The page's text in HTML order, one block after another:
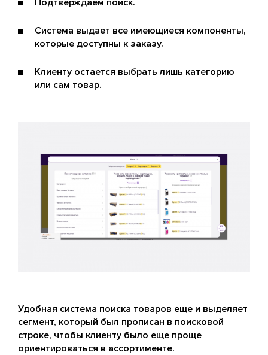
Подтверждаем поиск.
Система выдает все имеющиеся компоненты,
которые доступны к заказу.
Клиенту остается выбрать лишь категорию
или сам товар.
Удобная система поиска товаров еще и выделяет
сегмент, который был прописан в поисковой
строке, чтобы клиенту было еще проще
ориентироваться в ассортименте.